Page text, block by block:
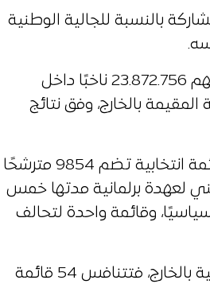
بالنسبة للجالية الوطنية
ويبلغ تعداد الهيئة الناخبة 24.727.041 ناخبًا، منهم 23.872.756 ناخبًا داخل
المقيمة بالخارج، وفق نتائج
ويتنافس في هذا الاستحقاق الوطني 793 قائمة انتخابية تضم 9854 مترشحًا
لعهدة برلمانية مدتها خمس
613 قائمة تحت رعاية 32 حزبًا سياسيًا، وقائمة واحدة لتحالف
أما في الدائرة الانتخابية الخاصة بالجالية الوطنية بالخارج، فتتنافس 54 قائمة